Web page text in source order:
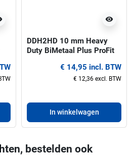
visibility
DDH2HD 10 mm Heavy
Duty BiMetaal Plus ProFit
32-210 mm€ 14,95 incl. BTW
€ 12,36 excl. BTW
In winkelwagen
bestelden ook